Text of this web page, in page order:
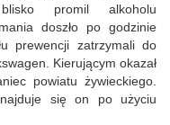
promil alkoholu
doszło po godzinie
prewencji zatrzymali do
Kierującym okazał
powiatu żywieckiego.
się on po użyciu